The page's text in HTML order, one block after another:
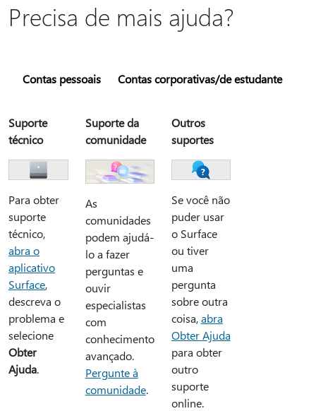
Precisa de mais ajuda?
Contas pessoais Contas corporativas/de estudante
Suporte
técnico
Para obter
suporte
técnico,
abra o
aplicativo
Surface,
descreva o
problema e
selecione
Obter
Ajuda.
Suporte da
comunidade
As
comunidades
podem ajudá-
lo a fazer
perguntas e
ouvir
especialistas
com
conhecimento
avançado.
Pergunte à
comunidade.
Outros
suportes
Se você não
puder usar
o Surface
ou tiver
uma
pergunta
sobre outra
coisa,abra
Obter Ajuda
para obter
outro
suporte
online.